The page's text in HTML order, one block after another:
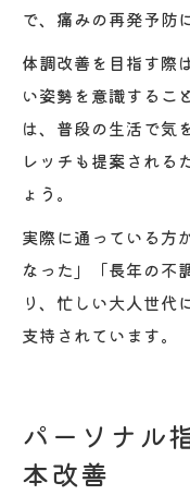
で、痛みの再発予防
体調改善を目指す際
い姿勢を意識するこ
は、普段の生活で気
レッチも提案される
ょう。
実際に通っている方
なった」「長年の不
り、忙しい大人世代
支持されています。
パーソナル
本改善